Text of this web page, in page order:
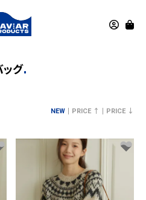
ッグ
NEW PRICE ↑ PRICE ↓